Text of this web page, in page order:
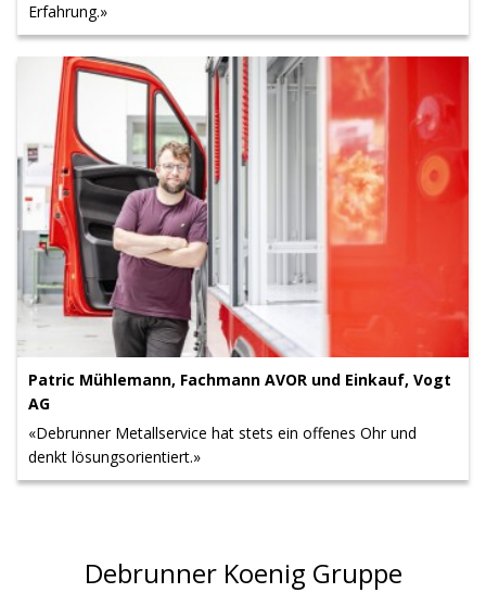
Erfahrung.»
Patric Mühlemann, Fachmann AVOR und Einkauf, Vogt
AG
«Debrunner Metallservice hat stets ein offenes Ohr und
denkt lösungsorientiert.»
Debrunner Koenig Gruppe